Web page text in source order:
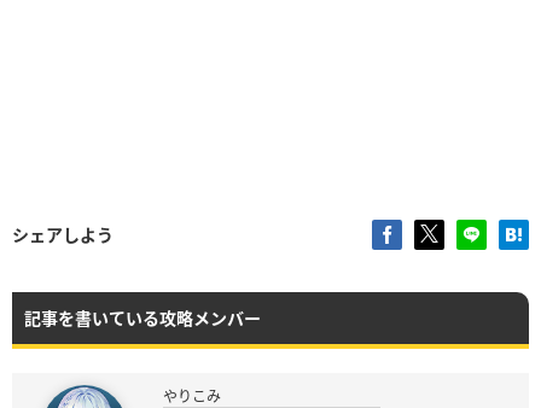
シェアしよう
記事を書いている攻略メンバー
やりこみ